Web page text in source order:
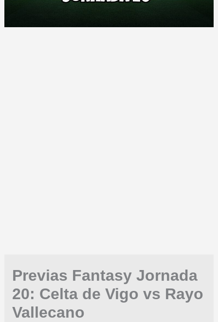
Previas Fantasy Jornada
20: Celta de Vigo vs Rayo
Vallecano